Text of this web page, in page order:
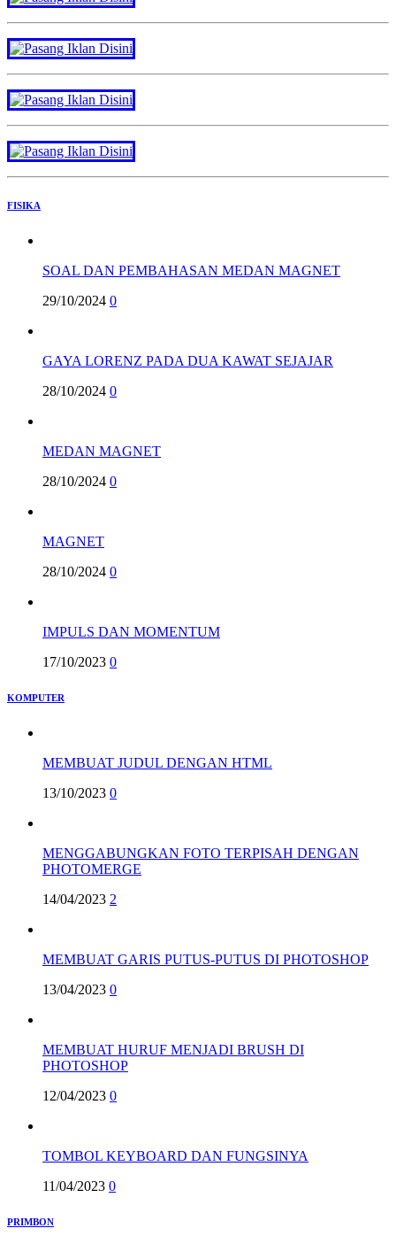
FISIKA
SOAL DAN PEMBAHASAN MEDAN MAGNET
29/10/2024 0
GAYA LORENZ PADA DUA KAWAT SEJAJAR
28/10/2024 0
MEDAN MAGNET
28/10/2024 0
MAGNET
28/10/2024 0
IMPULS DAN MOMENTUM
17/10/2023 0
KOMPUTER
MEMBUAT JUDUL DENGAN HTML
13/10/2023 0
MENGGABUNGKAN FOTO TERPISAH DENGAN
PHOTOMERGE
14/04/2023 2
MEMBUAT GARIS PUTUS-PUTUS DI PHOTOSHOP
13/04/2023 0
MEMBUAT HURUF MENJADI BRUSH DI
PHOTOSHOP
12/04/2023 0
TOMBOL KEYBOARD DAN FUNGSINYA
11/04/2023 0
PRIMBON